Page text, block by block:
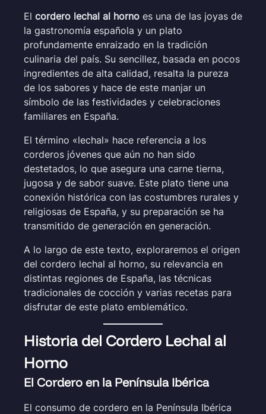
El cordero lechal al horno es una de las joyas de
la gastronomía española y un plato
profundamente enraizado en la tradición
culinaria del país. Su sencillez, basada en pocos
ingredientes de alta calidad, resalta la pureza
de los sabores y hace de este manjar un
símbolo de las festividades y celebraciones
familiares en España.
El término «lechal» hace referencia a los
corderos jóvenes que aún no han sido
destetados, lo que asegura una carne tierna,
jugosa y de sabor suave. Este plato tiene una
conexión histórica con las costumbres rurales y
religiosas de España, y su preparación se ha
transmitido de generación en generación.
A lo largo de este texto, exploraremos el origen
del cordero lechal al horno, su relevancia en
distintas regiones de España, las técnicas
tradicionales de cocción y varias recetas para
disfrutar de este plato emblemático.
Historia del Cordero Lechal al
Horno
El Cordero en la Península Ibérica
El consumo de cordero en la Península Ibérica